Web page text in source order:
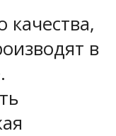
качества,
в